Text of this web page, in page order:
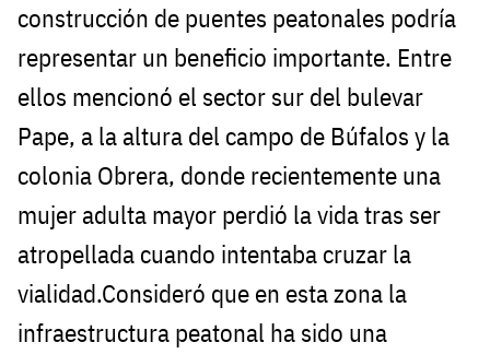
construcción de puentes peatonales podría
representar un beneficio importante. Entre
ellos mencionó el sector sur del bulevar
Pape, a la altura del campo de Búfalos y la
colonia Obrera, donde recientemente una
mujer adulta mayor perdió la vida tras ser
atropellada cuando intentaba cruzar la
vialidad.Consideró que en esta zona la
infraestructura peatonal ha sido una